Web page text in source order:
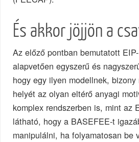
És akkor jöjjön a
Az előző pontban bemutatott
alapvetően egyszerű és
hogy egy ilyen modellnek,
helyét az olyan eltérő anyagi
komplex rendszerben is, mint az
látható, hogy a BASEFEE-t
manipulálni, ha folyamatosan be